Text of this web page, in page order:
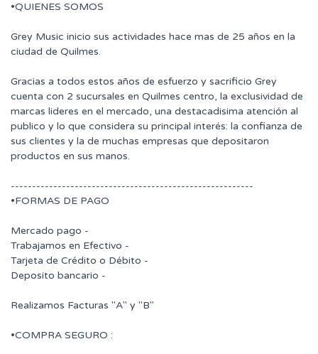
•QUIENES SOMOS
Grey Music inicio sus actividades hace mas de 25 años en la
ciudad de Quilmes.
Gracias a todos estos años de esfuerzo y sacrificio Grey
cuenta con 2 sucursales en Quilmes centro, la exclusividad de
marcas lideres en el mercado, una destacadisima atención al
publico y lo que considera su principal interés: la confianza de
sus clientes y la de muchas empresas que depositaron
productos en sus manos.
---------------------------------------------------------
•FORMAS DE PAGO
Mercado pago -
Trabajamos en Efectivo -
Tarjeta de Crédito o Débito -
Deposito bancario -
Realizamos Facturas "A" y "B"
•COMPRA SEGURO :